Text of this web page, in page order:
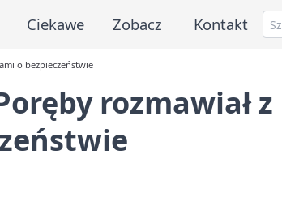
Ciekawe Zobacz Kontakt
o bezpieczeństwie
rozmawiał z